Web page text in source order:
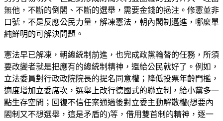
無他，不斷的倒閣、不斷的選舉，需要金錢的挹注。修憲並非
口號，不是反應公民力量，解凍憲法，朝內閣制邁進，哪麼單
純鮮明的可解決問題。
憲法早已解凍，朝總統制前進，也完成政黨輪替的任務，所須
要改變者就是把應有的總統制精神，還給公民就好了。例如，
立法委員對行政政院院長的提名同意權；降低投票年齡門檻，
適度增加立委席次，選舉上改行德國式的聯立制，給小黨多一
點生存空間；回復不信任案通過後對立委主動解散權(想要內
閣制又不想選舉，這是矛盾的)等，借用雙首制的精神，逐一